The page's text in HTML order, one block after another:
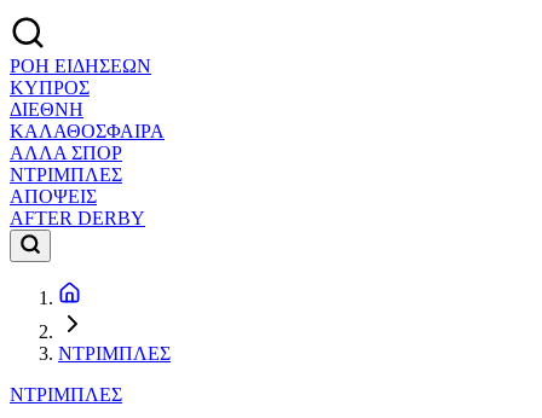
ΡΟΗ ΕΙΔΗΣΕΩΝ
ΚΥΠΡΟΣ
ΔΙΕΘΝΗ
ΚΑΛΑΘΟΣΦΑΙΡΑ
ΑΛΛΑ ΣΠΟΡ
ΝΤΡΙΜΠΛΕΣ
ΑΠΟΨΕΙΣ
AFTER DERBY
ΝΤΡΙΜΠΛΕΣ
ΝΤΡΙΜΠΛΕΣ